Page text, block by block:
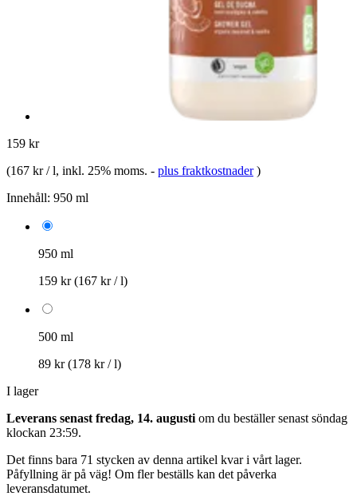
159 kr
(167 kr / l, inkl. 25% moms. - plus fraktkostnader )
Innehåll: 950 ml
950 ml
159 kr(167 kr / l)
500 ml
89 kr(178 kr / l)
I lager
Leverans senast fredag, 14. augusti om du beställer senast söndag
klockan 23:59.
Det finns bara 71 stycken av denna artikel kvar i vårt lager.
Påfyllning är på väg! Om fler beställs kan det påverka
leveransdatumet.